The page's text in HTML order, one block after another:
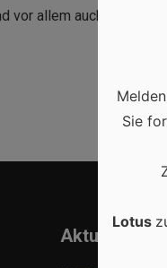
vor allem auch in
Aktuell
Sie
Lotus